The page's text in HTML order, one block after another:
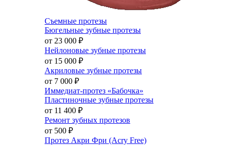
Съемные протезы
Бюгельные зубные протезы
от 23 000 ₽
Нейлоновые зубные протезы
от 15 000 ₽
Акриловые зубные протезы
от 7 000 ₽
Иммедиат-протез «Бабочка»
Пластиночные зубные протезы
от 11 400 ₽
Ремонт зубных протезов
от 500 ₽
Протез Акри Фри (Acry Free)